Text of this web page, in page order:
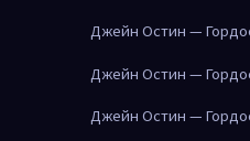
Джейн Остин —
Джейн Остин —
Джейн Остин —